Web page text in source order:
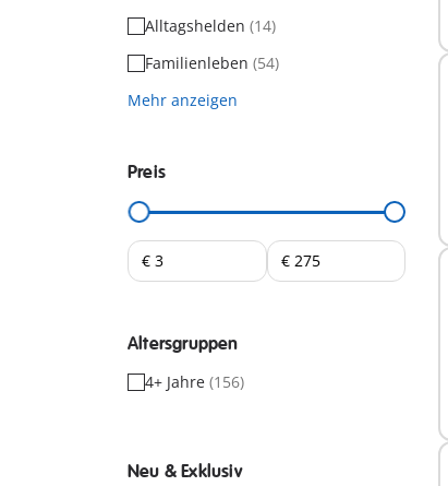
Alltagshelden (14)
Familienleben (54)
Mehr anzeigen
Preis
Altersgruppen
4+ Jahre (156)
Neu & Exklusiv